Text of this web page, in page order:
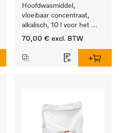
Hoofdwasmiddel,
vloeibaar concentraat,
alkalisch, 10 l voor het
reinigen van wit wasgoed
70,00 € excl. BTW